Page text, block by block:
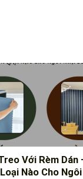
Với Rèm Dán
Nào Cho